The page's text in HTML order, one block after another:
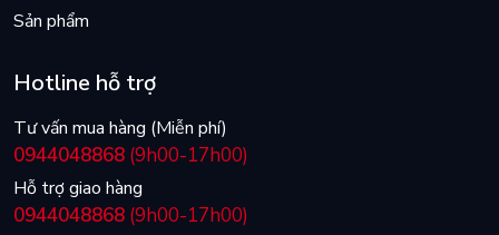
Sản phẩm
Hotline hỗ trợ
Tư vấn mua hàng (Miễn phí)
0944048868 (9h00-17h00)
Hỗ trợ giao hàng
0944048868 (9h00-17h00)